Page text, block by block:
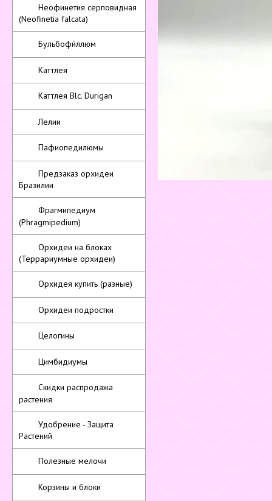
Неофинетия серповидная
(Neofinetia falcata)
Бульбофи́ллюм
Каттлея
Каттлея Blc. Durigan
Лелии
Пафиопедилюмы
Предзаказ орхидеи
Бразилии
Фрагмипедиум
(Phragmipedium)
Орхидеи на блоках
(Террариумные орхидеи)
Орхидея купить (разные)
Орхидеи подростки
Целогины
Цимбидиумы
Скидки распродажа
растения
Удобрение - Защита
Растений
Полезные мелочи
Корзины и блоки